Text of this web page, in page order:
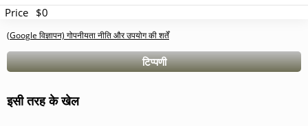
Price $0
(Google विज्ञापन) गोपनीयता नीति और उपयोग की शर्तें
टिप्पणी
इसी तरह के खेल